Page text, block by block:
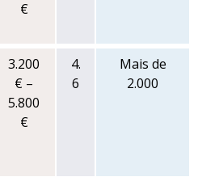
€
3.200
€ –
5.800
€
4.
6
Mais de
2.000